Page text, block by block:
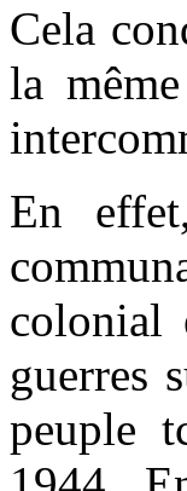
Cela
la
En
colonial
guerres
peuple